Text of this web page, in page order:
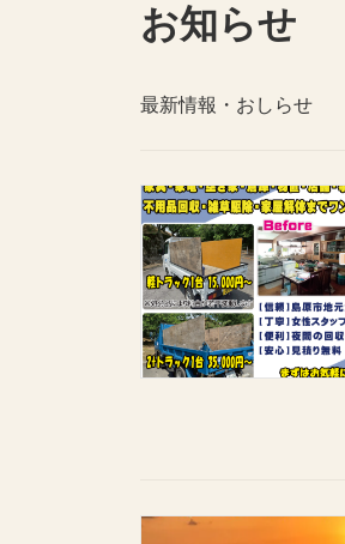
お知らせ
最新情報・おしらせ